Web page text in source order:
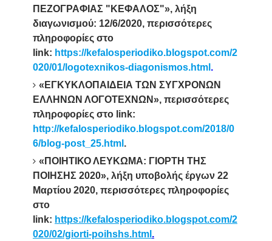
ΠΕΖΟΓΡΑΦΙΑΣ "ΚΕΦΑΛΟΣ"», λήξη
διαγωνισμού: 12/6/2020, περισσότερες
πληροφορίες στο
link: https://kefalosperiodiko.blogspot.com/2
020/01/logotexnikos-diagonismos.html .
«ΕΓΚΥΚΛΟΠΑΙΔΕΙΑ ΤΩΝ ΣΥΓΧΡΟΝΩΝ
ΕΛΛΗΝΩΝ ΛΟΓΟΤΕΧΝΩΝ», περισσότερες
πληροφορίες στο link:
http://kefalosperiodiko.blogspot.com/2018/0
6/blog-post_25.html .
«ΠΟΙΗΤΙΚΟ ΛΕΥΚΩΜΑ: ΓΙΟΡΤΗ ΤΗΣ
ΠΟΙΗΣΗΣ 2020», λήξη υποβολής έργων 22
Μαρτίου 2020, περισσότερες πληροφορίες
στο
link: https://kefalosperiodiko.blogspot.com/2
020/02/giorti-poihshs.html .